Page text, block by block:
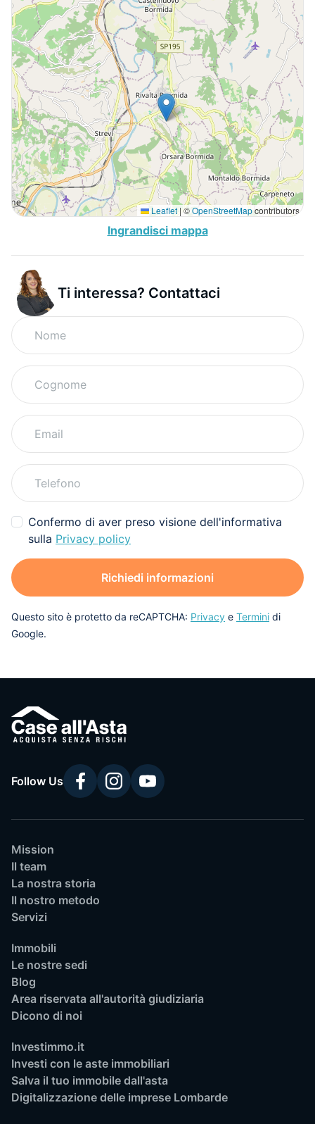
Leaflet | ©OpenStreetMapcontributors
Ingrandisci mappa
Ti interessa? Contattaci
Confermo di aver preso visione dell'informativa
sulla Privacy policy
Richiedi informazioni
Questo sito è protetto da reCAPTCHA: Privacy e Termini di
Google.
Follow Us
Mission
Il team
La nostra storia
Il nostro metodo
Servizi
Immobili
Le nostre sedi
Blog
Area riservata all'autorità giudiziaria
Dicono di noi
Investimmo.it
Investi con le aste immobiliari
Salva il tuo immobile dall'asta
Digitalizzazione delle imprese Lombarde